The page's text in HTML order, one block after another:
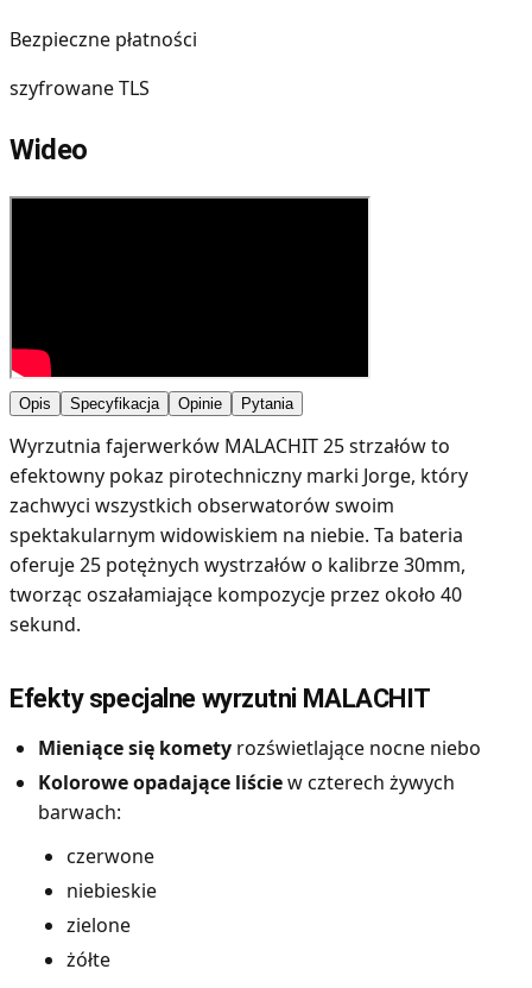
Bezpieczne płatności
szyfrowane TLS
Wideo
Opis Specyfikacja Opinie Pytania
Wyrzutnia fajerwerków MALACHIT 25 strzałów to
efektowny pokaz pirotechniczny marki Jorge, który
zachwyci wszystkich obserwatorów swoim
spektakularnym widowiskiem na niebie. Ta bateria
oferuje 25 potężnych wystrzałów o kalibrze 30mm,
tworząc oszałamiające kompozycje przez około 40
sekund.
Efekty specjalne wyrzutni MALACHIT
Mieniące się komety rozświetlające nocne niebo
Kolorowe opadające liściew czterech żywych
barwach:
czerwone
niebieskie
zielone
żółte